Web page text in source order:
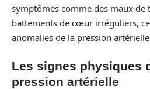
symptômes comme des maux de
battements de cœur irréguliers,
anomalies de la pression
Les signes physiques
pression artérielle